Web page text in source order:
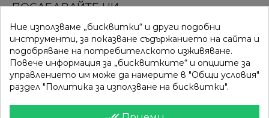
ПОСЛЕДВАЙТЕ НИ
ВРЪЗКИ
Вход
КАТЕГОРИИ
Разпродажба
Ние използваме „бисквитки“ и други подобни
инструменти, за показване съдържанието на сайта и
подобряване на потребителското изживяване.
Повече информация за „бисквитките“ и опциите за
управлението им може да намерите в "Общи условия"
раздел "Политика за използване на бисквитки".